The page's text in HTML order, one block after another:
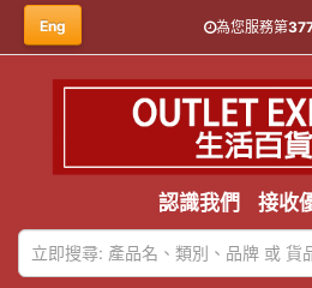
Eng 為您服務第
認識我們 接收